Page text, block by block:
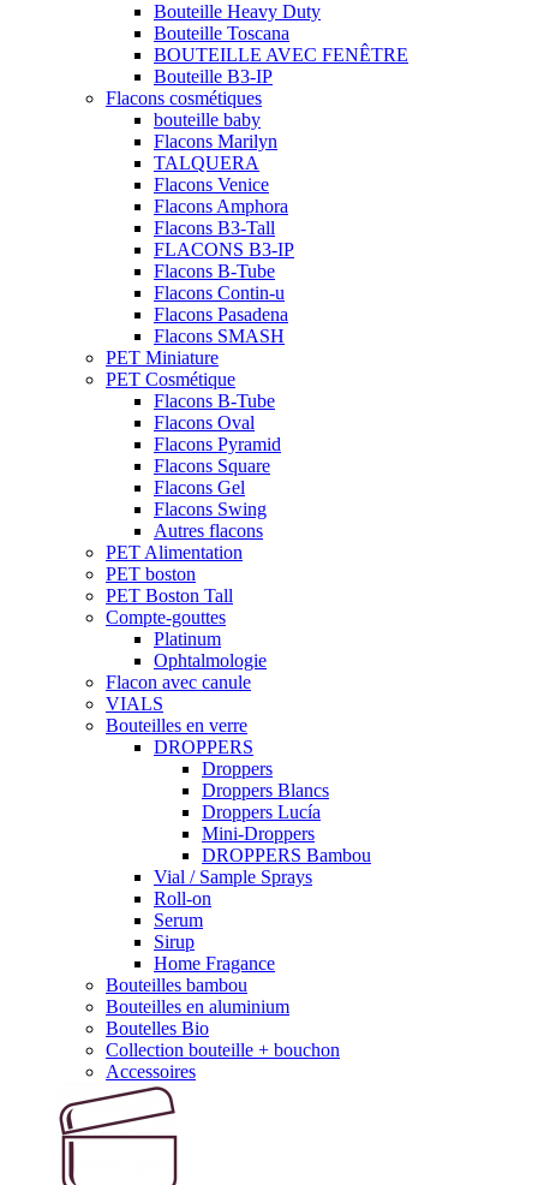
Bouteille Heavy Duty
Bouteille Toscana
BOUTEILLE AVEC FENÊTRE
Bouteille B3-IP
Flacons cosmétiques
bouteille baby
Flacons Marilyn
TALQUERA
Flacons Venice
Flacons Amphora
Flacons B3-Tall
FLACONS B3-IP
Flacons B-Tube
Flacons Contin-u
Flacons Pasadena
Flacons SMASH
PET Miniature
PET Cosmétique
Flacons B-Tube
Flacons Oval
Flacons Pyramid
Flacons Square
Flacons Gel
Flacons Swing
Autres flacons
PET Alimentation
PET boston
PET Boston Tall
Compte-gouttes
Platinum
Ophtalmologie
Flacon avec canule
VIALS
Bouteilles en verre
DROPPERS
Droppers
Droppers Blancs
Droppers Lucía
Mini-Droppers
DROPPERS Bambou
Vial / Sample Sprays
Roll-on
Serum
Sirup
Home Fragance
Bouteilles bambou
Bouteilles en aluminium
Boutelles Bio
Collection bouteille + bouchon
Accessoires